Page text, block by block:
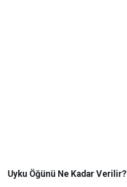
Uyku Öğünü Ne Kadar Verilir?